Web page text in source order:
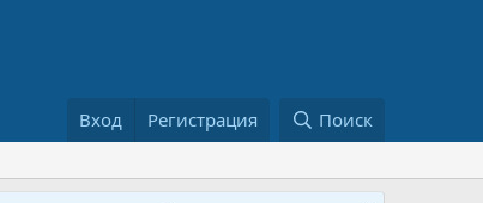
Вход Регистрация Поиск